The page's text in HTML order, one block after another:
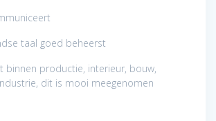
taal goed beheerst
binnen productie, interieur, bouw,
dit is mooi meegenomen